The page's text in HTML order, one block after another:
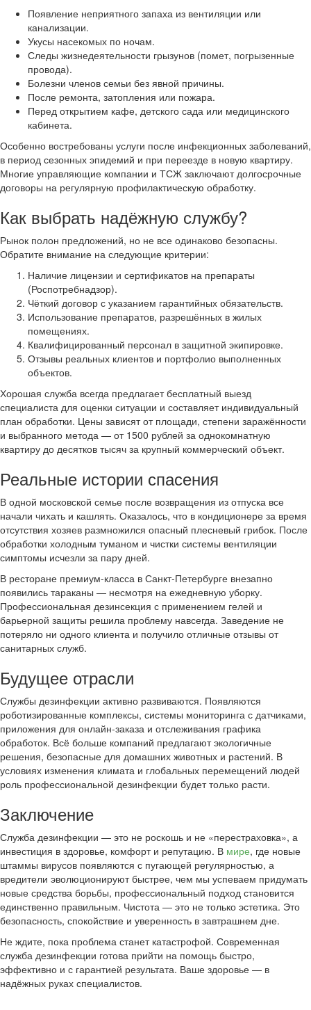
Появление неприятного запаха из вентиляции или
канализации.
Укусы насекомых по ночам.
Следы жизнедеятельности грызунов (помет, погрызенные
провода).
Болезни членов семьи без явной причины.
После ремонта, затопления или пожара.
Перед открытием кафе, детского сада или медицинского
кабинета.
Особенно востребованы услуги после инфекционных заболеваний,
в период сезонных эпидемий и при переезде в новую квартиру.
Многие управляющие компании и ТСЖ заключают долгосрочные
договоры на регулярную профилактическую обработку.
Как выбрать надёжную службу?
Рынок полон предложений, но не все одинаково безопасны.
Обратите внимание на следующие критерии:
Наличие лицензии и сертификатов на препараты
(Роспотребнадзор).
Чёткий договор с указанием гарантийных обязательств.
Использование препаратов, разрешённых в жилых
помещениях.
Квалифицированный персонал в защитной экипировке.
Отзывы реальных клиентов и портфолио выполненных
объектов.
Хорошая служба всегда предлагает бесплатный выезд
специалиста для оценки ситуации и составляет индивидуальный
план обработки. Цены зависят от площади, степени заражённости
и выбранного метода — от 1500 рублей за однокомнатную
квартиру до десятков тысяч за крупный коммерческий объект.
Реальные истории спасения
В одной московской семье после возвращения из отпуска все
начали чихать и кашлять. Оказалось, что в кондиционере за время
отсутствия хозяев размножился опасный плесневый грибок. После
обработки холодным туманом и чистки системы вентиляции
симптомы исчезли за пару дней.
В ресторане премиум-класса в Санкт-Петербурге внезапно
появились тараканы — несмотря на ежедневную уборку.
Профессиональная дезинсекция с применением гелей и
барьерной защиты решила проблему навсегда. Заведение не
потеряло ни одного клиента и получило отличные отзывы от
санитарных служб.
Будущее отрасли
Службы дезинфекции активно развиваются. Появляются
роботизированные комплексы, системы мониторинга с датчиками,
приложения для онлайн-заказа и отслеживания графика
обработок. Всё больше компаний предлагают экологичные
решения, безопасные для домашних животных и растений. В
условиях изменения климата и глобальных перемещений людей
роль профессиональной дезинфекции будет только расти.
Заключение
Служба дезинфекции — это не роскошь и не «перестраховка», а
инвестиция в здоровье, комфорт и репутацию. В мире, где новые
штаммы вирусов появляются с пугающей регулярностью, а
вредители эволюционируют быстрее, чем мы успеваем придумать
новые средства борьбы, профессиональный подход становится
единственно правильным. Чистота — это не только эстетика. Это
безопасность, спокойствие и уверенность в завтрашнем дне.
Не ждите, пока проблема станет катастрофой. Современная
служба дезинфекции готова прийти на помощь быстро,
эффективно и с гарантией результата. Ваше здоровье — в
надёжных руках специалистов.